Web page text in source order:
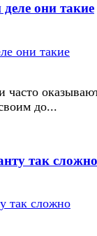
они такие
часто
до...
так сложно